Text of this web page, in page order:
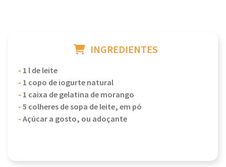
INGREDIENTES
- 1 l de leite
- 1 copo de iogurte natural
- 1 caixa de gelatina de morango
-5 colheres de sopa de leite, em pó
-Açúcar a gosto, ou adoçante